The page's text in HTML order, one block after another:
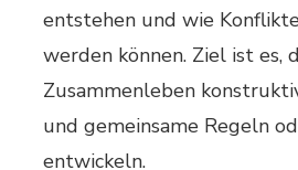
entstehen und wie
werden können. Ziel ist es,
Zusammenleben
und gemeinsame Regeln
entwickeln.